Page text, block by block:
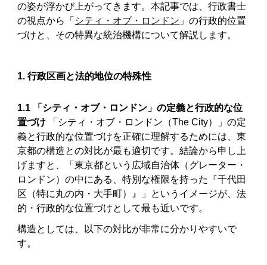
の姿が浮かび上がってきます。本記事では、行政書士
の視点から「 シティ・オブ・ロンドン 」の行政的位置
づけと、その特異な統治機構について解説します。
1. 行政区画と法的地位の特殊性
1.1 「シティ・オブ・ロンドン」の定義と行政的な位
置づけ 「シティ・オブ・ロンドン（The City）」の定
義と行政的な位置づけを正確に理解するためには、東
京都の構造との対比が最も適切です。結論から申し上
げますと、「東京都という広域自治体（グレーター・
ロンドン）の中にある、特別な権限を持った『千代田
区（特に丸の内・大手町）』」というイメージが、法
的・行政的な位置づけとして最も近いです。
構造としては、以下の対比が非常に分かりやすいで
す。